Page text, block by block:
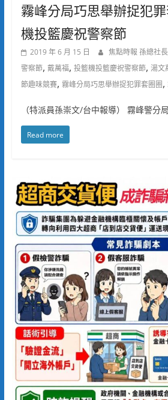
霧峰分局巧思舉辦捉犯
機投籃慶祝警察節
2019 年 6 月 15 日 焦點時報 孫總社長
警察節, 戴萬福, 投籃機投籃慶祝警察節, 湯文
節趣味競賽, 霧峰分局巧思舉辦捉犯罪套圈圈,
（特派員孫崇文/台中報導） 霧峰警分
Read more